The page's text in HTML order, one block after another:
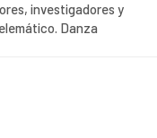
investigadores y
Danza